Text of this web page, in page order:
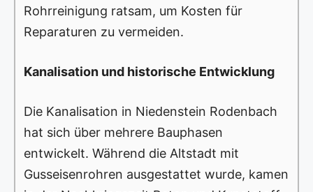
Rohrreinigung ratsam, um Kosten für
Reparaturen zu vermeiden.
Kanalisation und historische Entwicklung
Die Kanalisation in Niedenstein Rodenbach
hat sich über mehrere Bauphasen
entwickelt. Während die Altstadt mit
Gusseisenrohren ausgestattet wurde, kamen